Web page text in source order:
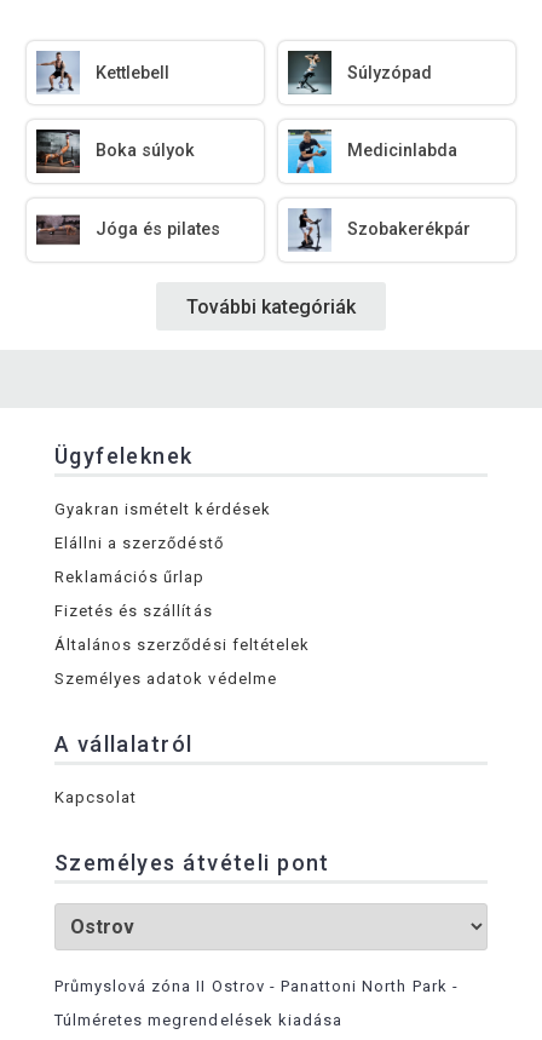
Kettlebell Súlyzópad
Boka súlyok Medicinlabda
Jóga és pilates Szobakerékpár
További kategóriák
Ügyfeleknek
Gyakran ismételt kérdések
Elállni a szerződéstő
Reklamációs űrlap
Fizetés és szállítás
Általános szerződési feltételek
Személyes adatok védelme
A vállalatról
Kapcsolat
Személyes átvételi pont
Průmyslová zóna II Ostrov - Panattoni North Park -
Túlméretes megrendelések kiadása